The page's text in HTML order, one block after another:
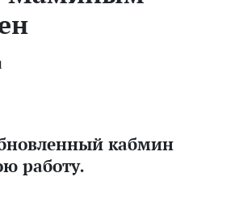
кабмин
работу.